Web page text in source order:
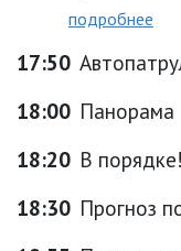
подробнее
17:50
18:00 Панорама
18:20 В порядке!
18:30 Прогноз